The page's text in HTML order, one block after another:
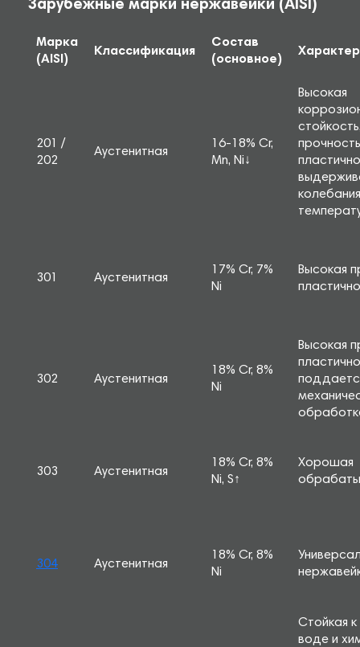
Зарубежные марки нержавейки (AISI)
Марка
(AISI)
Классификация
Состав
(основное)
201 /
202
Аустенитная
16-18% Cr,
Mn, Ni↓
Высокая
колебания
301 Аустенитная
17% Cr, 7%
Ni
Высокая
302 Аустенитная
18% Cr, 8%
Ni
Высокая
303 Аустенитная
18% Cr, 8%
Ni, S↑
Хорошая
304 Аустенитная
18% Cr, 8%
Ni
Стойкая
воде и